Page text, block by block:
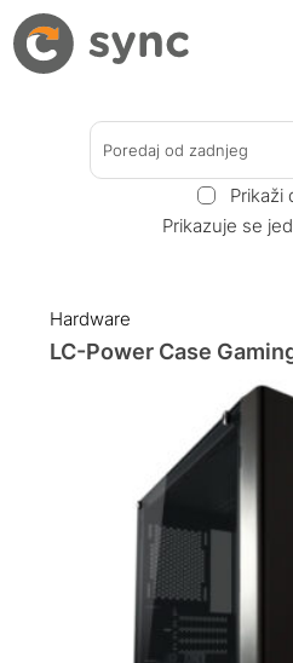
Poredaj od zadnjeg
Prikaži
Prikazuje se
Hardware
LC-Power Case